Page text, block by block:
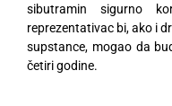
sibutramin sigurno
reprezentativac bi, ako i
supstance, mogao da
četiri godine.